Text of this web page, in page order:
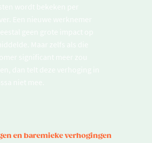
en baremieke verhogingen